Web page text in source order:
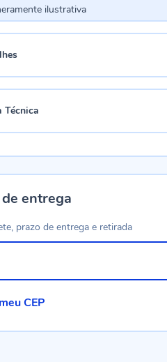
ilustrativa
Técnica
entrega
prazo de entrega e retirada
CEP